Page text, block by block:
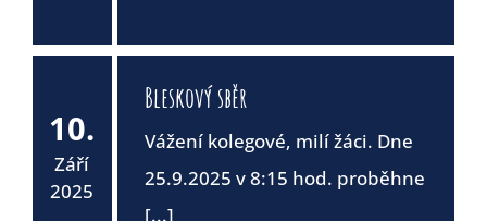
10.
Září
2025
Bleskový sběr
Vážení kolegové, milí žáci. Dne
25.9.2025 v 8:15 hod. proběhne
[...]